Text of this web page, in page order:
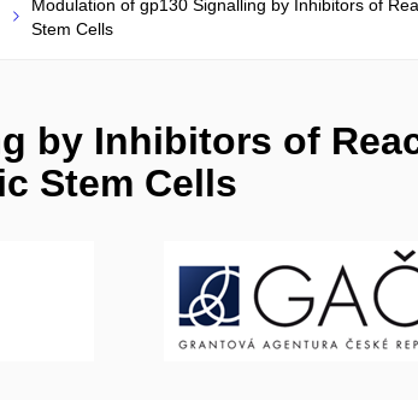
Modulation of gp130 Signalling by Inhibitors of
Stem Cells
by Inhibitors of
Stem Cells